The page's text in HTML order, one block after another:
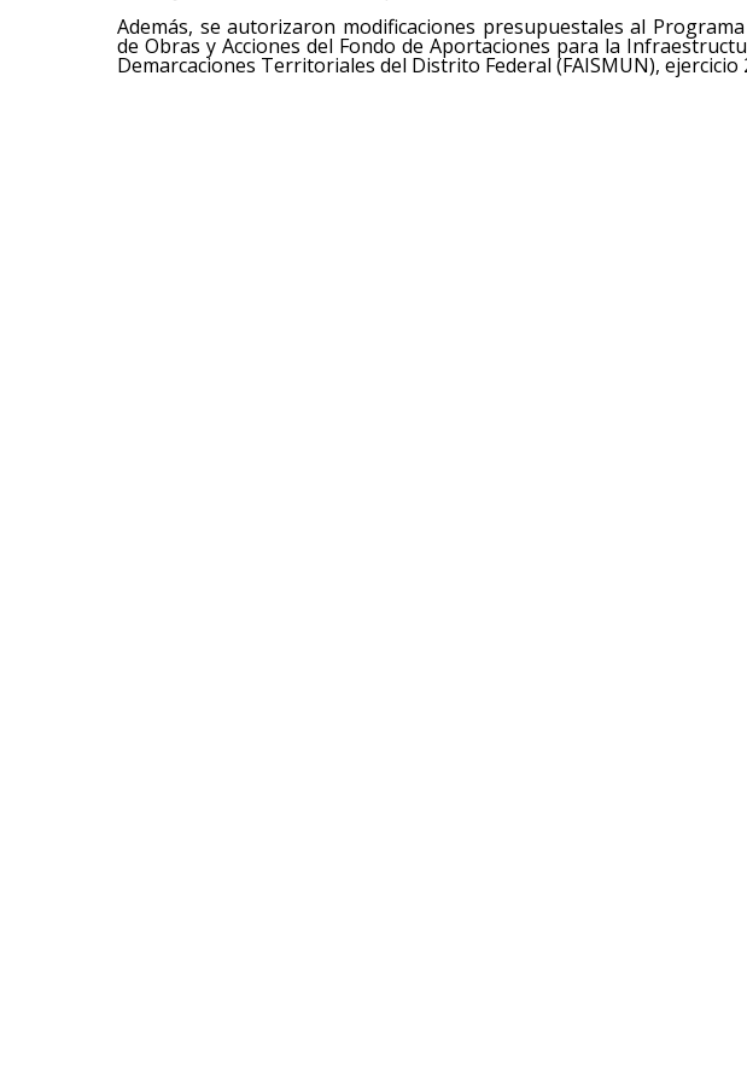
Además, se autorizaron modificaciones presupuestales al
de Obras y Acciones del Fondo de Aportaciones para la
Demarcaciones Territoriales del Distrito Federal (FAISMUN), ejercicio